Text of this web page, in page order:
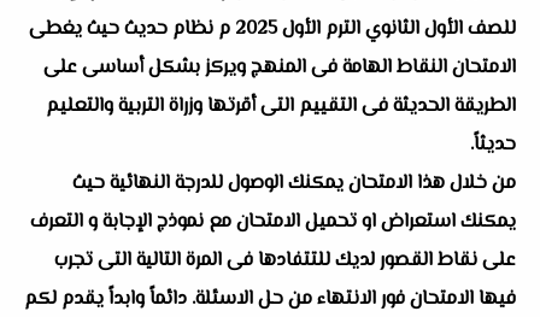
للصف الأول الثانوي الترم الأول 2025 م نظام حديث حيث يغطى
الامتحان النقاط الهامة فى المنهج ويركز بشكل أساسى على
الطريقة الحديثة فى التقييم التى أقرتها وزراة التربية والتعليم
حديثاً.
من خلال هذا الامتحان يمكنك الوصول للدرجة النهائية حيث
يمكنك استعراض او تحميل الامتحان مع نموذج الإجابة و التعرف
على نقاط القصور لديك للتتفادها فى المرة التالية التى تجرب
فيها الامتحان فور الانتهاء من حل الاسئلة. دائماً وابداً يقدم لكم